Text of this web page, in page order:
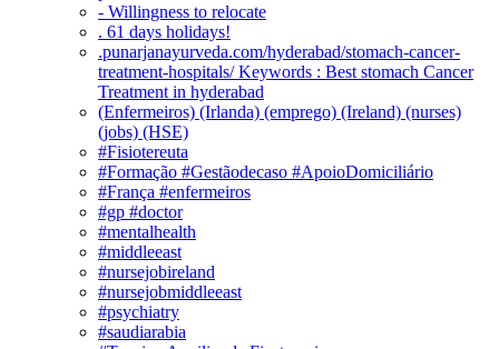
- Willingness to relocate
. 61 days holidays!
.punarjanayurveda.com/hyderabad/stomach-cancer-
treatment-hospitals/ Keywords : Best stomach Cancer
Treatment in hyderabad
(Enfermeiros) (Irlanda) (emprego) (Ireland) (nurses)
(jobs) (HSE)
#Fisiotereuta
#Formação #Gestãodecaso #ApoioDomiciliário
#França #enfermeiros
#gp #doctor
#mentalhealth
#middleeast
#nursejobireland
#nursejobmiddleeast
#psychiatry
#saudiarabia